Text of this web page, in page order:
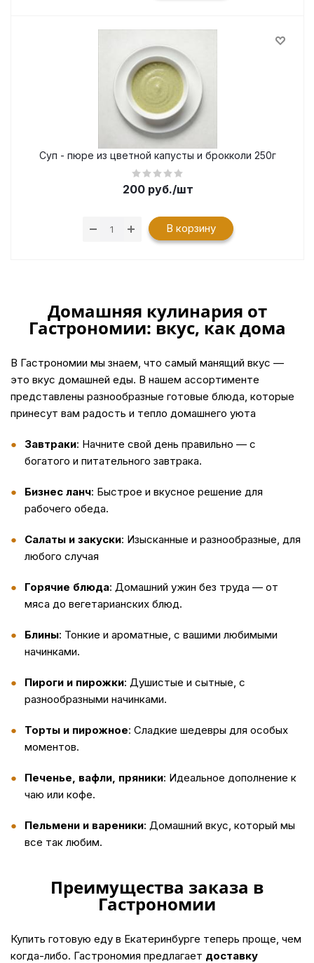
Суп - пюре из цветной капусты и брокколи 250г
200руб./шт
В корзину
Домашняя кулинария от
Гастрономии: вкус, как дома
В Гастрономии мы знаем, что самый манящий вкус —
это вкус домашней еды. В нашем ассортименте
представлены разнообразные готовые блюда, которые
принесут вам радость и тепло домашнего уюта
Завтраки: Начните свой день правильно — с
богатого и питательного завтрака.
Бизнес ланч: Быстрое и вкусное решение для
рабочего обеда.
Салаты и закуски: Изысканные и разнообразные, для
любого случая
Горячие блюда: Домашний ужин без труда — от
мяса до вегетарианских блюд.
Блины: Тонкие и ароматные, с вашими любимыми
начинками.
Пироги и пирожки: Душистые и сытные, с
разнообразными начинками.
Торты и пирожное: Сладкие шедевры для особых
моментов.
Печенье, вафли, пряники: Идеальное дополнение к
чаю или кофе.
Пельмени и вареники: Домашний вкус, который мы
все так любим.
Преимущества заказа в
Гастрономии
Купить готовую еду в Екатеринбурге теперь проще, чем
когда-либо. Гастрономия предлагает доставку